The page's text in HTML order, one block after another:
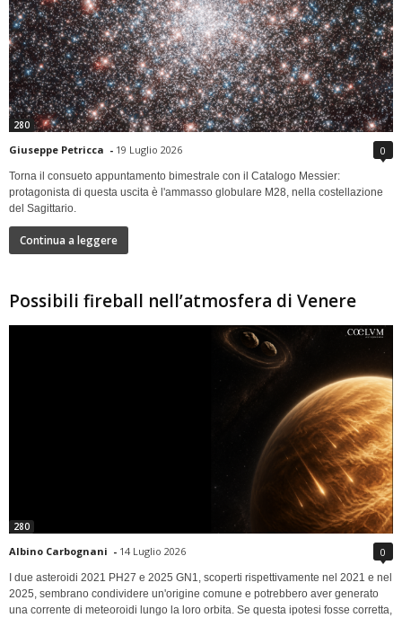
280
Giuseppe Petricca - 19 Luglio 2026 0
Torna il consueto appuntamento bimestrale con il Catalogo Messier:
protagonista di questa uscita è l'ammasso globulare M28, nella costellazione
del Sagittario.
Continua a leggere
Possibili fireball nell’atmosfera di Venere
280
Albino Carbognani - 14 Luglio 2026 0
I due asteroidi 2021 PH27 e 2025 GN1, scoperti rispettivamente nel 2021 e nel
2025, sembrano condividere un'origine comune e potrebbero aver generato
una corrente di meteoroidi lungo la loro orbita. Se questa ipotesi fosse corretta,